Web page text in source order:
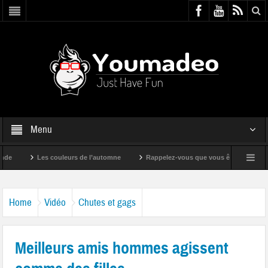
Menu
Les couleurs de l’automne Rappelez-vous que vous êtes super !
Home Vidéo Chutes et gags
Meilleurs amis hommes agissent